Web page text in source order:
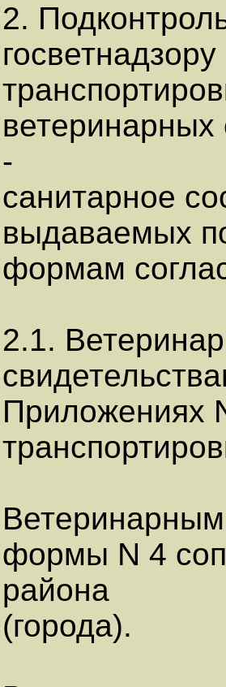
2.
ветеринарных
-
санитарное
выдаваемых
формам
2.1.
Приложениях
формы N 4
района
(города).